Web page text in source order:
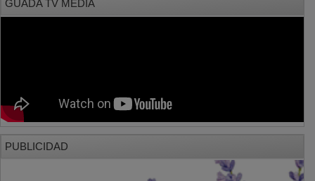
GUADA TV MEDIA
PUBLICIDAD